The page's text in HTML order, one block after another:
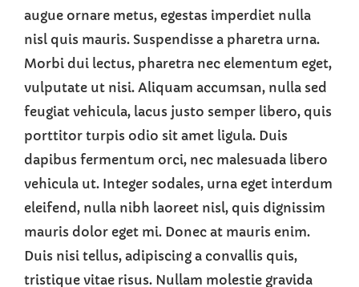
augue ornare metus, egestas imperdiet nulla
nisl quis mauris. Suspendisse a pharetra urna.
Morbi dui lectus, pharetra nec elementum eget,
vulputate ut nisi. Aliquam accumsan, nulla sed
feugiat vehicula, lacus justo semper libero, quis
porttitor turpis odio sit amet ligula. Duis
dapibus fermentum orci, nec malesuada libero
vehicula ut. Integer sodales, urna eget interdum
eleifend, nulla nibh laoreet nisl, quis dignissim
mauris dolor eget mi. Donec at mauris enim.
Duis nisi tellus, adipiscing a convallis quis,
tristique vitae risus. Nullam molestie gravida